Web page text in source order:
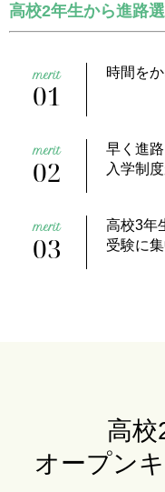
高校2年生から進路
01
時間を
02
早く進
入学制
03
高校3年
受験に
高校
オープン